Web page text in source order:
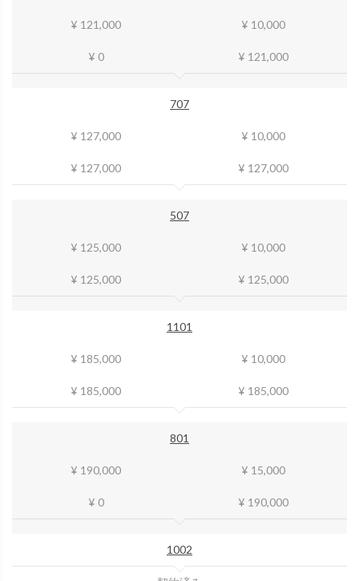
¥ 121,000 ¥ 10,000
¥ 0 ¥ 121,000
707
¥ 127,000 ¥ 10,000
¥ 127,000 ¥ 127,000
507
¥ 125,000 ¥ 10,000
¥ 125,000 ¥ 125,000
1101
¥ 185,000 ¥ 10,000
¥ 185,000 ¥ 185,000
801
¥ 190,000 ¥ 15,000
¥ 0 ¥ 190,000
1002